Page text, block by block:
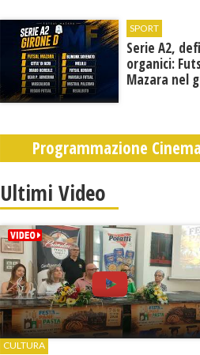
problema
SPORT
Serie A2,
organici:
Mazara nel
Programmazione Cinema
Ultimi Video
CULTURA